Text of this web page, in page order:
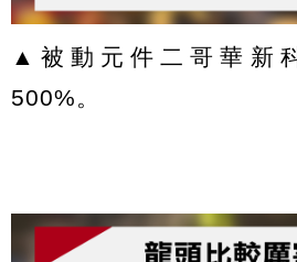
▲被動元件二哥華新
500%。